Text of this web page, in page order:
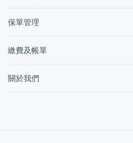
保單管理
繳費及帳單
關於我們